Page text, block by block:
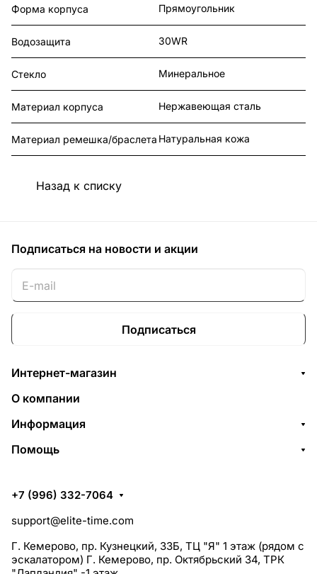
Форма корпуса Прямоугольник
Водозащита 30WR
Стекло Минеральное
Материал корпуса Нержавеющая сталь
Материал ремешка/браслета Натуральная кожа
Назад к списку
Подписаться на новости и акции
Подписаться
Интернет-магазин
О компании
Информация
Помощь
+7 (996) 332-7064
support@elite-time.com
Г. Кемерово, пр. Кузнецкий, 33Б, ТЦ "Я" 1 этаж (рядом с
эскалатором) Г. Кемерово, пр. Октябрьский 34, ТРК